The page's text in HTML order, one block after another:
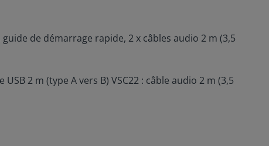
de démarrage rapide, 2 x câbles audio 2 m (3,5
2 m (type A vers B) VSC22 : câble audio 2 m (3,5